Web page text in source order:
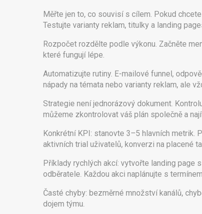
Měřte jen to, co souvisí s cílem. Pokud
Testujte varianty reklam, titulky a landing
Rozpočet rozdělte podle výkonu. Začněte
které fungují lépe.
Automatizujte rutiny. E-mailové funnel,
nápady na témata nebo varianty reklam, ale
Strategie není jednorázový dokument.
můžeme zkontrolovat váš plán společně a
Konkrétní KPI: stanovte 3–5 hlavních metrik.
aktivních trial uživatelů, konverzi na placené
Příklady rychlých akcí: vytvořte landing page
odběratele. Každou akci naplánujte s
Časté chyby: bezměrné množství kanálů,
dojem týmu.